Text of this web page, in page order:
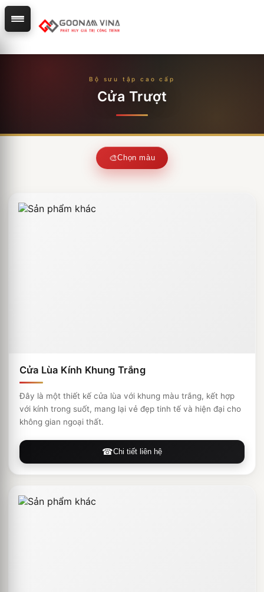
Cửa Trượt
Chọn màu
Cửa Lùa Kính Khung Trắng
Đây là một thiết kế cửa lùa với khung màu trắng, kết hợp
với kính trong suốt, mang lại vẻ đẹp tinh tế và hiện đại cho
không gian ngoại thất.
Chi tiết liên hệ